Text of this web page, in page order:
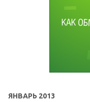
ЯНВАРЬ 2013